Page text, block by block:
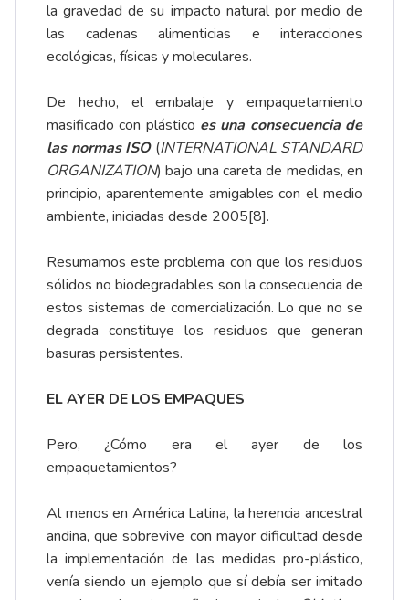
la gravedad de su impacto natural por medio de
las cadenas alimenticias e interacciones
ecológicas, físicas y moleculares.
De hecho, el embalaje y empaquetamiento
masificado con plástico es una consecuencia de
las normas ISO(INTERNATIONAL STANDARD
ORGANIZATION) bajo una careta de medidas, en
principio, aparentemente amigables con el medio
ambiente, iniciadas desde 2005[8].
Resumamos este problema con que los residuos
sólidos no biodegradables son la consecuencia de
estos sistemas de comercialización. Lo que no se
degrada constituye los residuos que generan
basuras persistentes.
EL AYER DE LOS EMPAQUES
Pero, ¿Cómo era el ayer de los
empaquetamientos?
Al menos en América Latina, la herencia ancestral
andina, que sobrevive con mayor dificultad desde
la implementación de las medidas pro-plástico,
venía siendo un ejemplo que sí debía ser imitado